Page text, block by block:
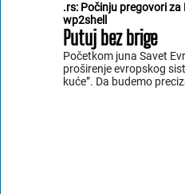
.rs: Počinju pregovori za
wp2shell
Putuj bez brige
Početkom juna Savet
proširenje evropskog
kuće”. Da budemo